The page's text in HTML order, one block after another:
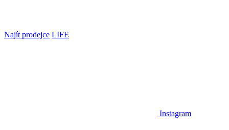
Najít prodejce LIFE
Instagram